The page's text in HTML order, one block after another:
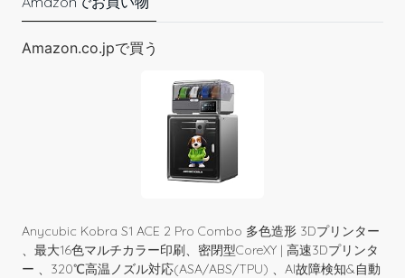
改訂版 レザークラフトの教科書
只今、カスタマーの評価を取得しています。
Amazon.co.jpで買う
Anycubic Kobra S1 ACE 2 Pro Combo 多色造形 3Dプリンター
、最大16色マルチカラー印刷、密閉型CoreXY | 高速3Dプリンタ
ー 、320℃高温ノズル対応(ASA/ABS/TPU) 、AI故障検知&自動